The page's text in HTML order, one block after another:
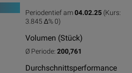
Periodentief am04.02.25 (Kurs:
3.845 Δ% 0)
Volumen (Stück)
Ø Periode: 200,761
Durchschnittsperformance